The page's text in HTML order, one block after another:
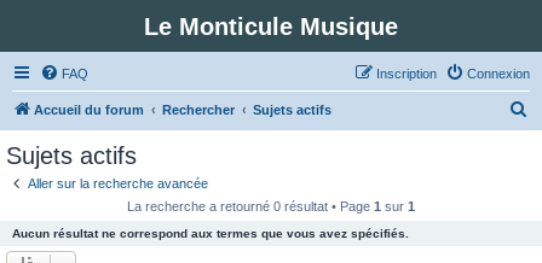
Le Monticule Musique
FAQ Connexion
Inscription
Accueil du forum Rechercher Sujets actifs
Sujets actifs
Aller sur la recherche avancée
La recherche a retourné 0 résultat • Page 1 sur 1
Aucun résultat ne correspond aux termes que vous avez spécifiés.